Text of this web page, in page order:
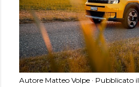
Autore Matteo Volpe Pubblicato il